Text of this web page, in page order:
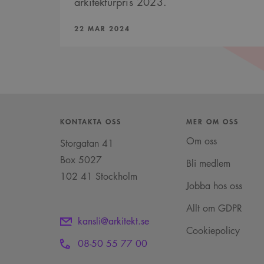
PUBLICERAD:
22 MAR 2024
KONTAKTA OSS
Storgatan 41
Box 5027
102 41 Stockholm
kansli@arkitekt.se
08-50 55 77 00
MER OM OSS
Om oss
Bli medlem
Jobba hos oss
Allt om GDPR
Cookiepolicy